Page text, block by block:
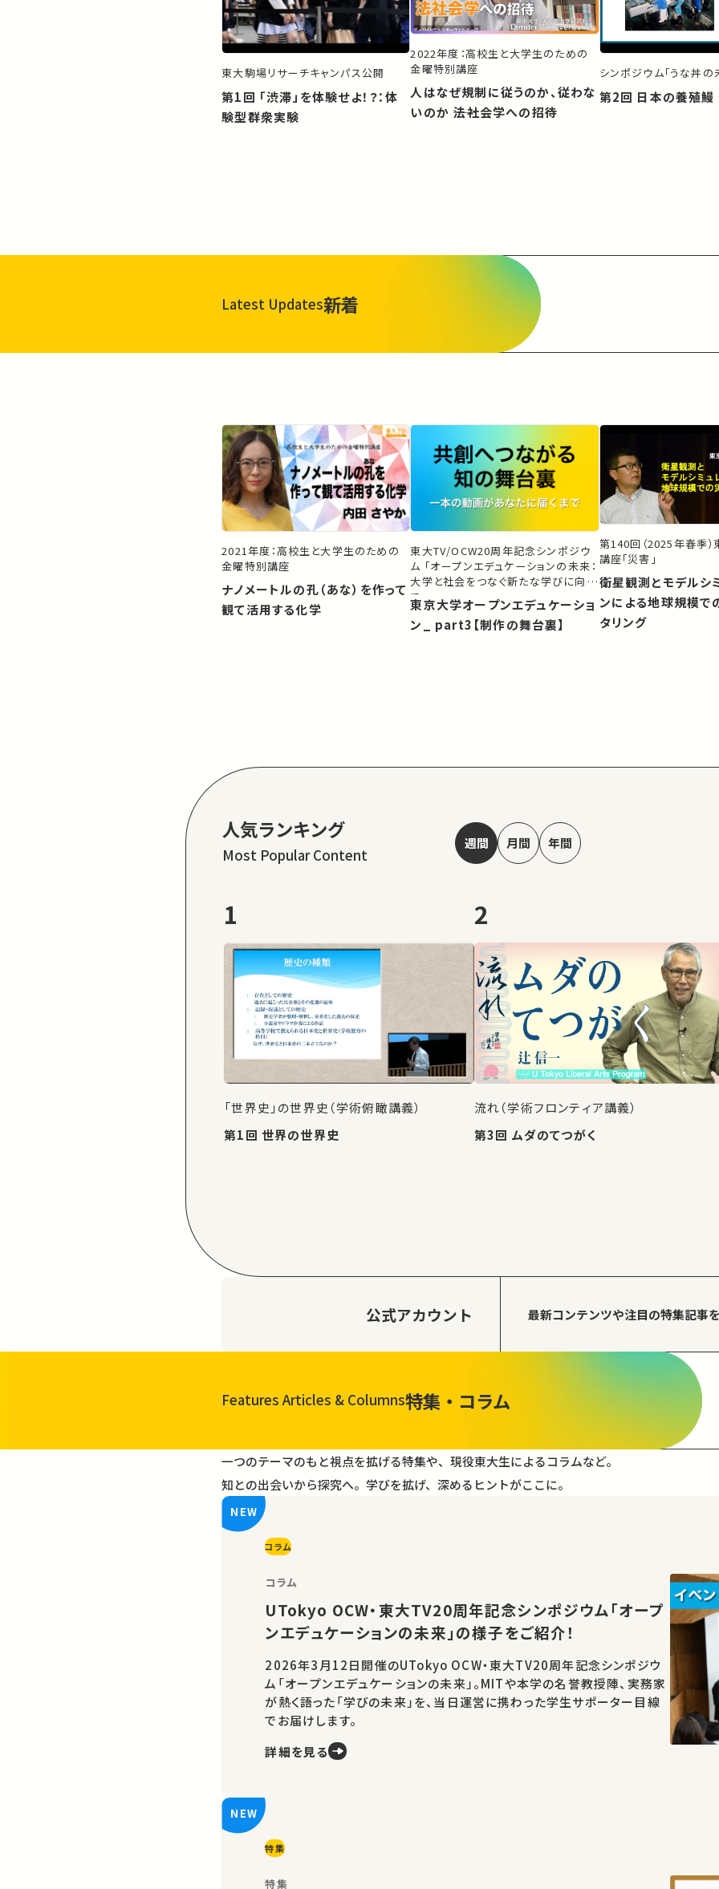
東大駒場リサーチキャンパス公開
第1回 「渋滞」を体験せよ！？：体
験型群衆実験
2022年度：高校生と大学生のための
金曜特別講座
人はなぜ規制に従うのか、従わな
いのか ――法社会学への招待
シンポジウム「うな丼の
第2回 日本の養殖
Latest Updates新着
一覧を見る
2021年度：高校生と大学生のための
金曜特別講座
ナノメートルの孔（あな）を作って
観て活用する化学
東大TV/OCW20周年記念シンポジウ
ム 「オープンエデュケーションの未来：
大学と社会をつなぐ新たな学びに向け
て」
東京大学オープンエデュケーショ
ン_ part3【制作の舞台裏】
第140回（2025年春季
講座「災害」
衛星観測とモデルシ
ンによる地球規模で
タリング
人気ランキング
Most Popular Content
週間 月間 年間
1
「世界史」の世界史（学術俯瞰講義）
第1回 世界の世界史
2
流れ（学術フロンティア講義）
第3回 ムダのてつがく
公式アカウント 最新コンテンツや注目の特集記事
Features Articles & Columns特集・コラム
一覧を見る
一つのテーマのもと視点を拡げる特集や、現役東大生によるコラムなど。
知との出会いから探究へ。学びを拡げ、深めるヒントがここに。
コラム
コラム
UTokyo OCW・東大TV20周年記念シンポジウム「オープ
ンエデュケーションの未来」の様子をご紹介！
2026年3月12日開催のUTokyo OCW・東大TV20周年記念シンポジウ
ム「オープンエデュケーションの未来」。MITや本学の名誉教授陣、実務家
が熱く語った「学びの未来」を、当日運営に携わった学生サポーター目線
でお届けします。
詳細を見る
特集
特集